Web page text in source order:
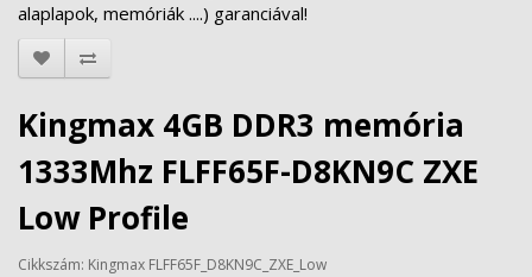
alaplapok, memóriák ....) garanciával!
Kingmax 4GB DDR3 memória
1333Mhz FLFF65F-D8KN9C ZXE
Low Profile
Cikkszám: Kingmax FLFF65F_D8KN9C_ZXE_Low